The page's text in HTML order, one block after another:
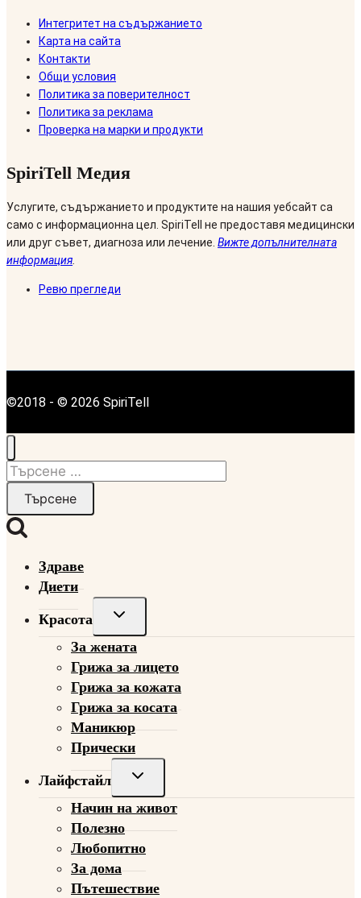
Интегритет на съдържанието
Карта на сайта
Контакти
Общи условия
Политика за поверителност
Политика за реклама
Проверка на марки и продукти
SpiriTell Медия
Услугите, съдържанието и продуктите на нашия уебсайт са
само с информационна цел. SpiriTell не предоставя медицински
или друг съвет, диагноза или лечение. Вижте допълнителната
информация
Ревю прегледи
©2018 - © 2026 SpiriTell
Търсене
Здраве
Диети
Красота
Toggle
child
menu
За жената
Грижа за лицето
Грижа за кожата
Грижа за косата
Маникюр
Прически
Лайфстайл
Toggle
child
menu
Начин на живот
Полезно
Любопитно
За дома
Пътешествие